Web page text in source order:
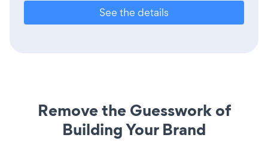
See the details
Remove the Guesswork of
Building Your Brand